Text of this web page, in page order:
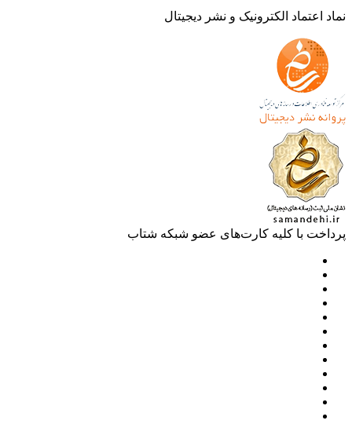
اعتماد الکترونیک و نشر دیجیتال
با کلیه کارت‌های عضو شبکه شتاب